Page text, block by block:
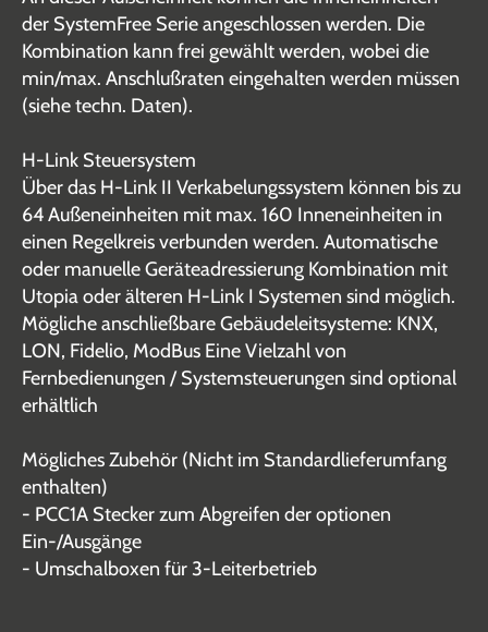
der SystemFree Serie angeschlossen werden. Die
Kombination kann frei gewählt werden, wobei die
min/max. Anschlußraten eingehalten werden müssen
(siehe techn. Daten).
H-Link Steuersystem
Über das H-Link II Verkabelungssystem können bis zu
64 Außeneinheiten mit max. 160 Inneneinheiten in
einen Regelkreis verbunden werden. Automatische
oder manuelle Geräteadressierung Kombination mit
Utopia oder älteren H-Link I Systemen sind möglich.
Mögliche anschließbare Gebäudeleitsysteme: KNX,
LON, Fidelio, ModBus Eine Vielzahl von
Fernbedienungen / Systemsteuerungen sind optional
erhältlich
Mögliches Zubehör (Nicht im Standardlieferumfang
enthalten)
- PCC1A Stecker zum Abgreifen der optionen
Ein-/Ausgänge
- Umschalboxen für 3-Leiterbetrieb